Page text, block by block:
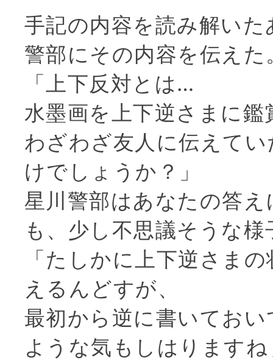
手記の内容を読み解い
警部にその内容を伝えた
「上下反対とは…
水墨画を上下逆さまに
わざわざ友人に伝えて
けでしょうか？」
星川警部はあなたの答
も、少し不思議そうな
「たしかに上下逆さま
えるんどすが、
最初から逆に書いてお
ような気もしはります